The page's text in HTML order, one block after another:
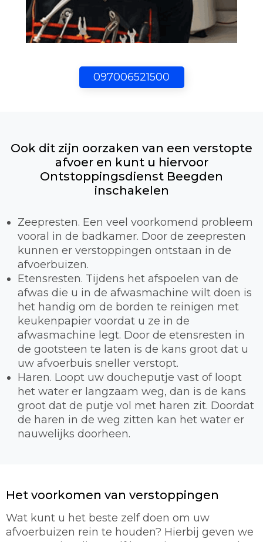
097006521500
Ook dit zijn oorzaken van een verstopte
afvoer en kunt u hiervoor
Ontstoppingsdienst Beegden
inschakelen
Zeepresten. Een veel voorkomend probleem
vooral in de badkamer. Door de zeepresten
kunnen er verstoppingen ontstaan in de
afvoerbuizen.
Etensresten. Tijdens het afspoelen van de
afwas die u in de afwasmachine wilt doen is
het handig om de borden te reinigen met
keukenpapier voordat u ze in de
afwasmachine legt. Door de etensresten in
de gootsteen te laten is de kans groot dat u
uw afvoerbuis sneller verstopt.
Haren. Loopt uw doucheputje vast of loopt
het water er langzaam weg, dan is de kans
groot dat de putje vol met haren zit. Doordat
de haren in de weg zitten kan het water er
nauwelijks doorheen.
Het voorkomen van verstoppingen
Wat kunt u het beste zelf doen om uw
afvoerbuizen rein te houden? Hierbij geven we